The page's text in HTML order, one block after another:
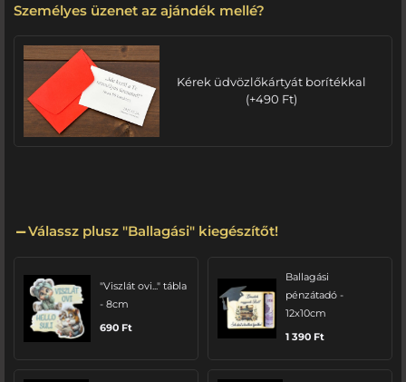
Személyes üzenet az ajándék mellé?
Kérek üdvözlőkártyát borítékkal
(+490 Ft)
Válassz plusz "Ballagási" kiegészítőt!
"Viszlát ovi..." tábla
- 8cm
690 Ft
Ballagási
pénzátadó -
12x10cm
1 390 Ft